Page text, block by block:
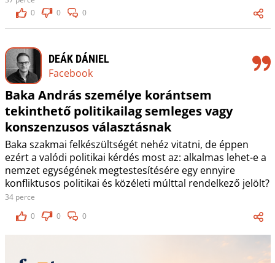
0
0 0
DEÁK DÁNIEL
Facebook
Baka András személye korántsem
tekinthető politikailag semleges vagy
konszenzusos választásnak
Baka szakmai felkészültségét nehéz vitatni, de éppen
ezért a valódi politikai kérdés most az: alkalmas lehet-e a
nemzet egységének megtestesítésére egy ennyire
konfliktusos politikai és közéleti múlttal rendelkező jelölt?
34 perce
0
0 0